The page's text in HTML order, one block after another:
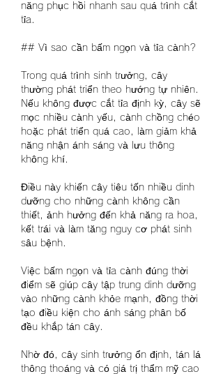
năng phục hồi nhanh sau quá trình cắt
tỉa.
## Vì sao cần bấm ngọn và tỉa cành?
Trong quá trình sinh trưởng, cây
thường phát triển theo hướng tự nhiên.
Nếu không được cắt tỉa định kỳ, cây sẽ
mọc nhiều cành yếu, cành chồng chéo
hoặc phát triển quá cao, làm giảm khả
năng nhận ánh sáng và lưu thông
không khí.
Điều này khiến cây tiêu tốn nhiều dinh
dưỡng cho những cành không cần
thiết, ảnh hưởng đến khả năng ra hoa,
kết trái và làm tăng nguy cơ phát sinh
sâu bệnh.
Việc bấm ngọn và tỉa cành đúng thời
điểm sẽ giúp cây tập trung dinh dưỡng
vào những cành khỏe mạnh, đồng thời
tạo điều kiện cho ánh sáng phân bố
đều khắp tán cây.
Nhờ đó, cây sinh trưởng ổn định, tán lá
thông thoáng và có giá trị thẩm mỹ cao